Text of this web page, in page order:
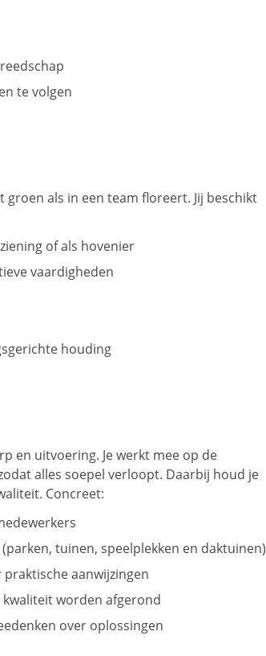
te volgen
als in een team floreert. Jij beschikt
of als hovenier
vaardigheden
houding
en uitvoering. Je werkt mee op de
alles soepel verloopt. Daarbij houd je
Concreet:
tuinen, speelplekken en daktuinen)
aanwijzingen
worden afgerond
over oplossingen